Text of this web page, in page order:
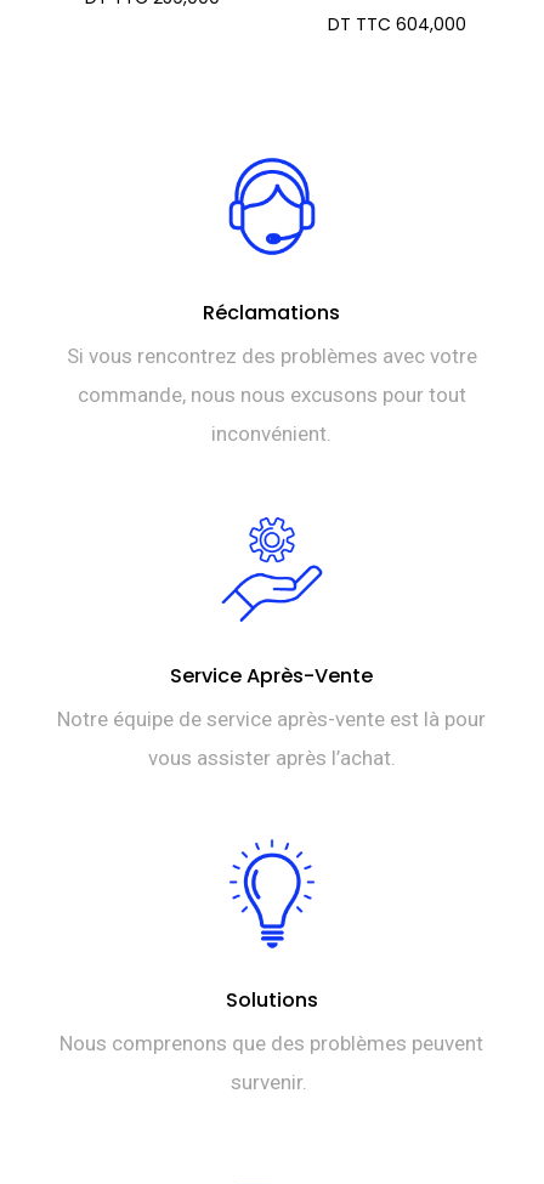
DT TTC 604,000
Réclamations
Si vous rencontrez des problèmes avec votre
commande, nous nous excusons pour tout
inconvénient.
Service Après-Vente
Notre équipe de service après-vente est là pour
vous assister après l’achat.
Solutions
Nous comprenons que des problèmes peuvent
survenir.